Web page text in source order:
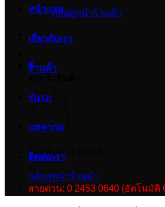
กลับสู่หน้าร้านค้า
0
ไม่มีสินค้าในตะกร้า
กลับสู่หน้าร้านค้า
หน้าแรก
เกี่ยวกับเรา
ร้านค้า
รุ่นรถ
บทความ
ติดต่อเรา
สายด่วน: 0 2453 0640 (อัตโนมัติ